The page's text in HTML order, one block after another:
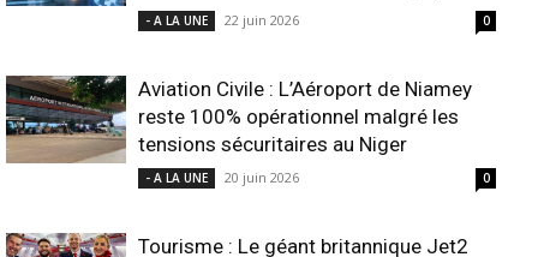
- A LA UNE 22 juin 2026 0
Aviation Civile : L’Aéroport de Niamey
reste 100% opérationnel malgré les
tensions sécuritaires au Niger
- A LA UNE 20 juin 2026 0
Tourisme : Le géant britannique Jet2